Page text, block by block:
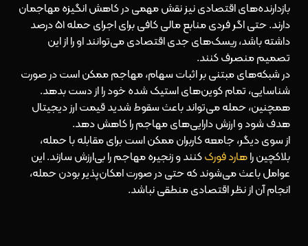
بازدارنده‌های اقتصادی نیز نقش مهمی در کاهش انگیزه مهاجمان
دارند. حتی اگر فردی منابع مالی کافی برای اجرای حمله ۵۱ درصد
داشته باشد، ریسک‌های جدی اقتصادی می‌توانند او را از این
تصمیم منصرف کنند.
در شبکه‌های مبتنی بر اثبات سهام، مهاجم ممکن است در صورت
شناسایی، تمام کوین‌های استیک شده خود را از دست بدهد.
همچنین، حمله می‌تواند باعث سقوط شدید قیمت ارز دیجیتال
هدف شود و ارزش دارایی‌های مهاجم را کاهش دهد.
از سوی دیگر، جامعه کاربران ممکن است برای مقابله با حمله،
بلاکچین راهارد فورککنند و زنجیره مهاجم را بی‌ارزش سازند. این
عوامل باعث می‌شوند که حتی در صورت امکان‌پذیر بودن حمله،
انجام آن از نظر اقتصادی منطقی نباشد.